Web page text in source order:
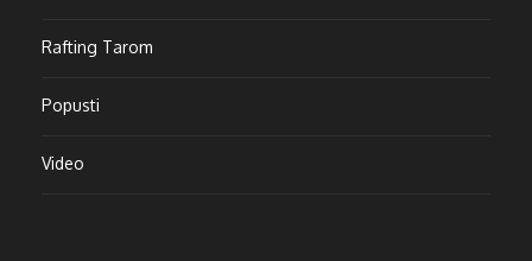
Rafting Tarom
Popusti
Video